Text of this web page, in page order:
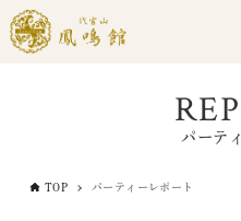
パーテ
TOP パーティーレポート